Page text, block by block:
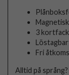
3
Fri
Alltid på